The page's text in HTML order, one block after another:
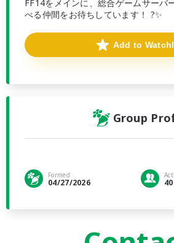
FF14をメインに、総合ゲームサーバ
べる仲間をお待ちしています！ ?✨
Add to
Group
Formed
04/27/2026 40